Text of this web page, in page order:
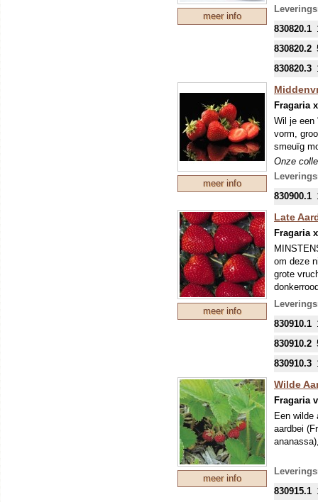
meer info
Onze
nieuwe
mei
830820.1
830820.2
830820.3
meer info
Fragaria
Wil je een
vorm,
smeuïg
Onze
mei
eventuele
830900.1
meer info
Late
Fragaria
om deze
grote
ras
nieuwe
eventuele
830910.1
830910.2
830910.3
meer info
Wilde
Fragaria
Een wilde
aardbei
De
en
bloemen,
830915.1